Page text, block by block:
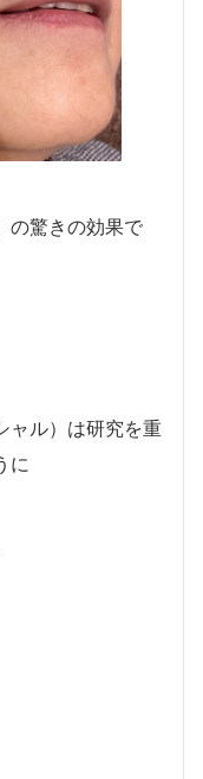
の驚きの効果で
ャル）は研究を重
に